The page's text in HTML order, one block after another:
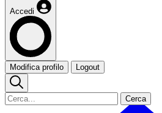
Accedi
Modifica profilo Logout
Cerca